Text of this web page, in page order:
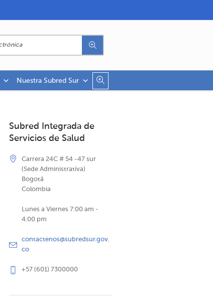
Nuestra Subred Sur
Subred Integrada de
Servicios de Salud
Carrera 24C # 54 -47 sur
(Sede Administrativa)
Bogotá
Colombia
Lunes a Viernes 7:00 am -
4:00 pm
contactenos@subredsur.gov.
co
+57 (601) 7300000